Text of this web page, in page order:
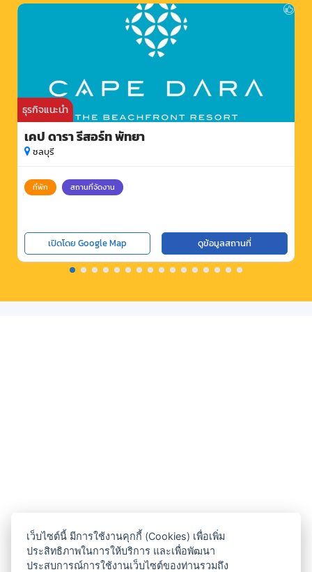
ธุรกิจแนะนำ
เคป ดารา รีสอร์ท พัทยา
ชลบุรี
ที่พัก สถานที่จัดงาน
เปิดโดย Google Map ดูข้อมูลสถานที่
เว็บไซต์นี้ มีการใช้งานคุกกี้ (Cookies) เพื่อเพิ่ม
ประสิทธิภาพในการให้บริการ และเพื่อพัฒนา
ประสบการณ์การใช้งานเว็บไซต์ของท่านรวมถึง